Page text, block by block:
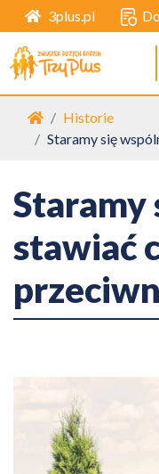
3plus.pl
Strona główna
Historie
Staramy się
Staramy
stawiać